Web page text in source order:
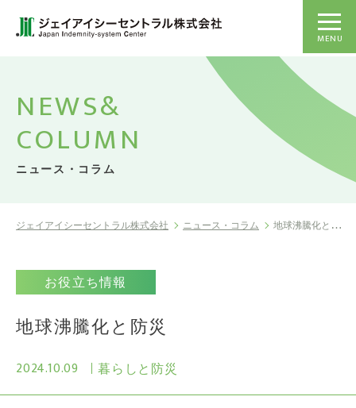
MENU
NEWS&
COLUMN
ニュース・コラム
ジェイアイシーセントラル株式会社 ニュース・コラム 地球沸騰化と防災
お役立ち情報
地球沸騰化と防災
2024.10.09 暮らしと防災